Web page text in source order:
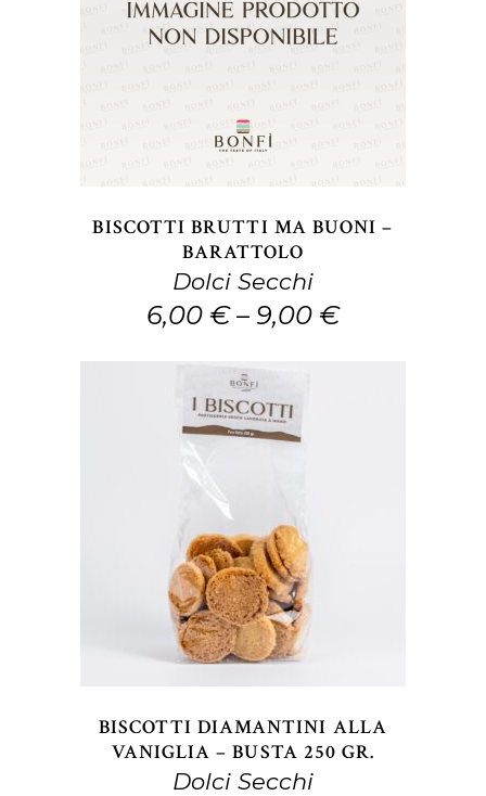
SCEGLI Questo
prodotto
Le
opzioni
possono
essere
scelte
del
prodotto
BISCOTTI BRUTTI MA BUONI –
BARATTOLO
Dolci Secchi
6,00 €– 9,00 €
AGGIUNGI AL CARRELLO
BISCOTTI DIAMANTINI ALLA
VANIGLIA – BUSTA 250 GR.
Dolci Secchi